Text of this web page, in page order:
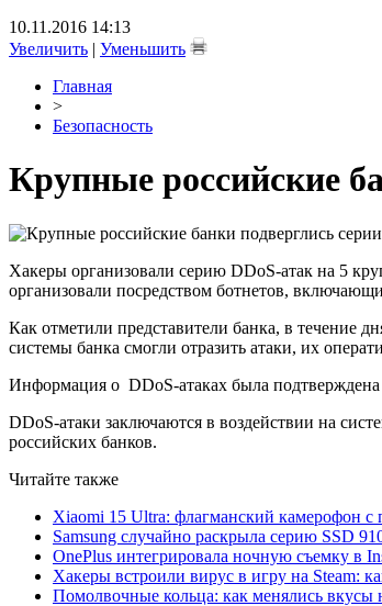
10.11.2016 14:13
Увеличить | Уменьшить
Главная
>
Безопасность
Крупные российские
Хакеры организовали серию DDoS-атак на 5
организовали посредством ботнетов,
Как отметили представители банка, в течение
системы банка смогли отразить атаки, их
Информация о DDoS-атаках была подтверждена
DDoS-атаки заключаются в воздействии на
российских банков.
Читайте также
Xiaomi 15 Ultra: флагманский камерофон
Samsung случайно раскрыла серию SSD
OnePlus интегрировала ночную съемку в
Хакеры встроили вирус в игру на Steam:
Помолвочные кольца: как менялись вкусы